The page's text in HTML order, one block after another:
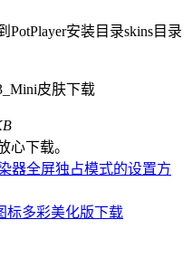
安装目录skins目录
心下载。
器全屏独占模式的设置方
标多彩美化版下载